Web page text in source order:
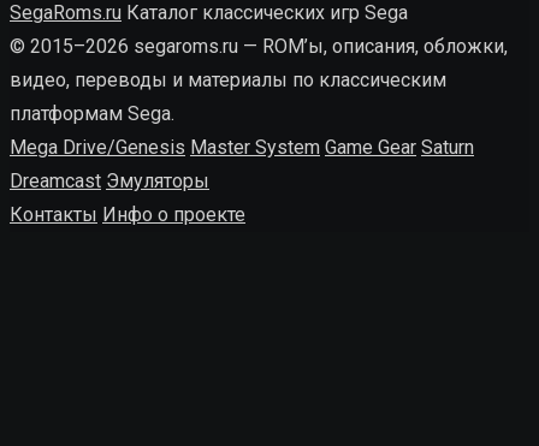
SegaRoms.ru Каталог классических игр Sega
© 2015–2026 segaroms.ru — ROM’ы, описания, обложки,
видео, переводы и материалы по классическим
платформам Sega.
Mega Drive/Genesis Master System Game Gear Saturn
Dreamcast Эмуляторы
Контакты Инфо о проекте